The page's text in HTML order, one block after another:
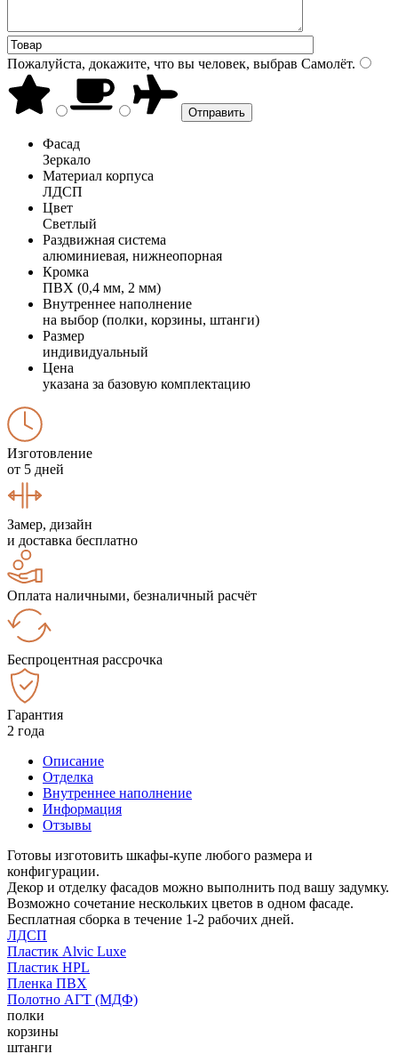
Пожалуйста, докажите, что вы человек, выбрав Самолёт.
Фасад
Зеркало
Материал корпуса
ЛДСП
Цвет
Светлый
Раздвижная система
алюминиевая, нижнеопорная
Кромка
ПВХ (0,4 мм, 2 мм)
Внутреннее наполнение
на выбор (полки, корзины, штанги)
Размер
индивидуальный
Цена
указана за базовую комплектацию
Изготовление
от 5 дней
Замер, дизайн
и доставка бесплатно
Оплата наличными, безналичный расчёт
Беспроцентная рассрочка
Гарантия
2 года
Описание
Отделка
Внутреннее наполнение
Информация
Отзывы
Готовы изготовить шкафы-купе любого размера и
конфигурации.
Декор и отделку фасадов можно выполнить под вашу задумку.
Возможно сочетание нескольких цветов в одном фасаде.
Бесплатная сборка в течение 1-2 рабочих дней.
ЛДСП
Пластик Alvic Luxe
Пластик HPL
Пленка ПВХ
Полотно АГТ (МДФ)
полки
корзины
штанги